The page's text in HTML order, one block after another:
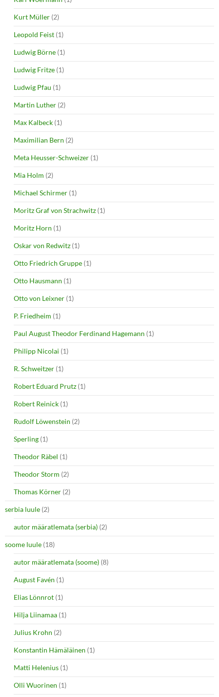
Kurt Müller (2)
Leopold Feist (1)
Ludwig Börne (1)
Ludwig Fritze (1)
Ludwig Pfau (1)
Martin Luther (2)
Max Kalbeck (1)
Maximilian Bern (2)
Meta Heusser-Schweizer (1)
Mia Holm (2)
Michael Schirmer (1)
Moritz Graf von Strachwitz (1)
Moritz Horn (1)
Oskar von Redwitz (1)
Otto Friedrich Gruppe (1)
Otto Hausmann (1)
Otto von Leixner (1)
P. Friedheim (1)
Paul August Theodor Ferdinand Hagemann (1)
Philipp Nicolai (1)
R. Schweitzer (1)
Robert Eduard Prutz (1)
Robert Reinick (1)
Rudolf Löwenstein (2)
Sperling (1)
Theodor Räbel (1)
Theodor Storm (2)
Thomas Körner (2)
serbia luule (2)
autor määratlemata (serbia) (2)
soome luule (18)
autor määratlemata (soome) (8)
August Favén (1)
Elias Lönnrot (1)
Hilja Liinamaa (1)
Julius Krohn (2)
Konstantin Hämäläinen (1)
Matti Helenius (1)
Olli Wuorinen (1)